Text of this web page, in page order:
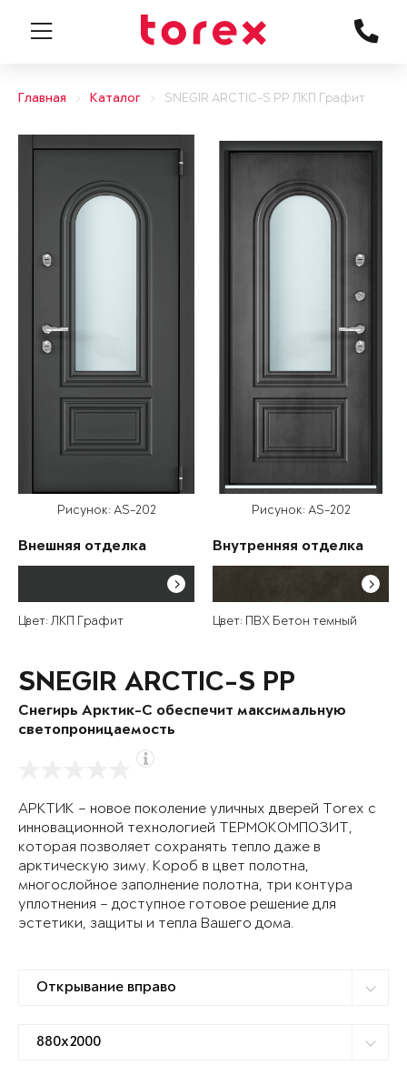
Главная Каталог SNEGIR ARCTIC-S PP ЛКП Графит
Рисунок: AS-202
Внешняя отделка
Цвет: ЛКП Графит
Рисунок: AS-202
Внутренняя отделка
Цвет: ПВХ Бетон темный
SNEGIR ARCTIC-S PP
Снегирь Арктик-С обеспечит максимальную
светопроницаемость
АРКТИК – новое поколение уличных дверей Torex с
инновационной технологией ТЕРМОКОМПОЗИТ,
которая позволяет сохранять тепло даже в
арктическую зиму. Короб в цвет полотна,
многослойное заполнение полотна, три контура
уплотнения – доступное готовое решение для
эстетики, защиты и тепла Вашего дома.